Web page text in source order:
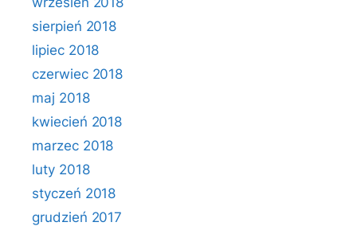
sierpień 2018
lipiec 2018
czerwiec 2018
maj 2018
kwiecień 2018
marzec 2018
luty 2018
styczeń 2018
grudzień 2017